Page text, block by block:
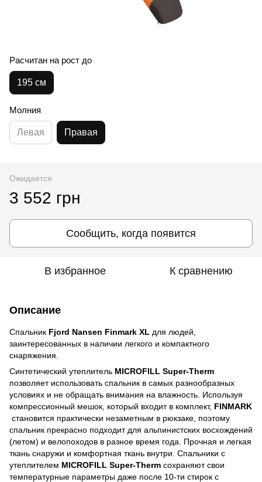
Расчитан на рост до
195 см
Молния
Левая Правая
Ожидается
3 552 грн
Сообщить, когда появится
В избранное К сравнению
Описание
Спальник Fjord Nansen Finmark XL для людей,
заинтересованных в наличии легкого и компактного
снаряжения.
Синтетический утеплитель MICROFILL Super-Therm
позволяет использовать спальник в самых разнообразных
условиях и не обращать внимания на влажность. Используя
компрессионный мешок, который входит в комплект, FINMARK
становится практически незаметным в рюкзаке, поэтому
спальник прекрасно подходит для альпинистских восхождений
(летом) и велопоходов в разное время года. Прочная и легкая
ткань снаружи и комфортная ткань внутри. Спальники с
утеплителем MICROFILL Super-Therm сохраняют свои
температурные параметры даже после 10-ти стирок с